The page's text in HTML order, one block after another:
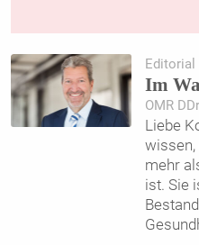
Editorial
Im
OMR
Liebe
mehr
ist. Sie